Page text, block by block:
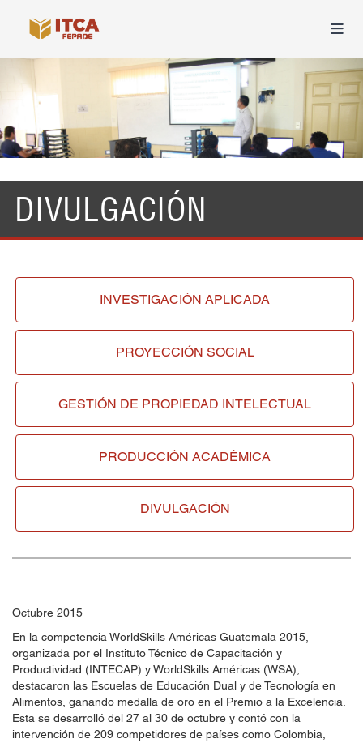
DIVULGACIÓN
INVESTIGACIÓNAPLICADA
PROYECCIÓN SOCIAL
GESTIÓN DE PROPIEDAD INTELECTUAL
PRODUCCIÓN ACADÉMICA
DIVULGACIÓN
Octubre 2015
En la competencia WorldSkills Américas Guatemala 2015,
organizada por el Instituto Técnico de Capacitación y
Productividad (INTECAP) y WorldSkills Américas (WSA),
destacaron las Escuelas de Educación Dual y de Tecnología en
Alimentos, ganando medalla de oro en el Premio a la Excelencia.
Esta se desarrolló del 27 al 30 de octubre y contó con la
intervención de 209 competidores de países como Colombia,